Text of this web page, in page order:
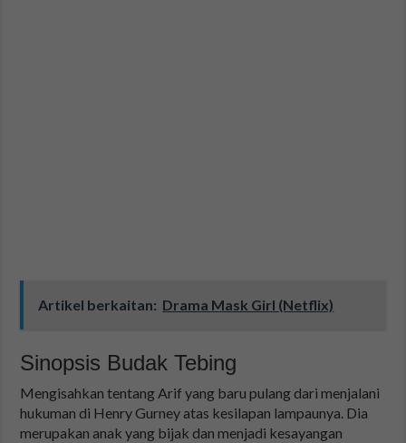
Artikel berkaitan: Drama Mask Girl (Netflix)
Sinopsis Budak Tebing
Mengisahkan tentang Arif yang baru pulang dari menjalani
hukuman di Henry Gurney atas kesilapan lampaunya. Dia
merupakan anak yang bijak dan menjadi kesayangan